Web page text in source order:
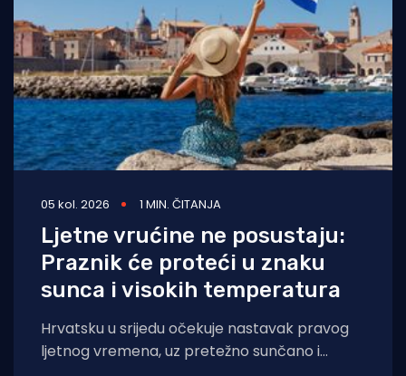
05 kol. 2026 1 MIN. ČITANJA
Ljetne vrućine ne posustaju:
Praznik će proteći u znaku
sunca i visokih temperatura
Hrvatsku u srijedu očekuje nastavak pravog
ljetnog vremena, uz pretežno sunčano i